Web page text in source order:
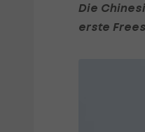
Die
erste